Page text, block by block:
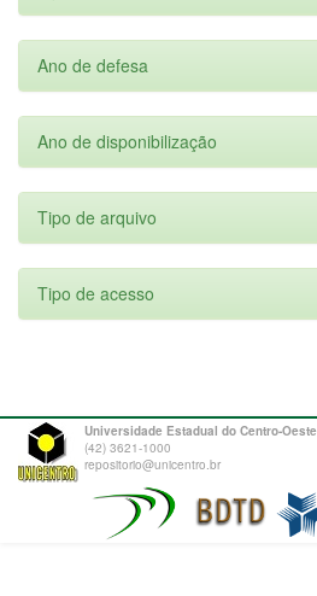
Ano de defesa
Ano de disponibilização
Tipo de arquivo
Tipo de acesso
Universidade Estadual do Centro-Oeste
(42) 3621-1000
repositorio@unicentro.br